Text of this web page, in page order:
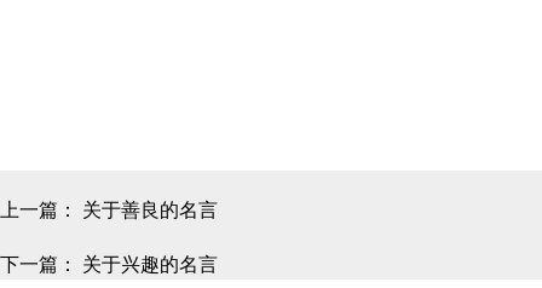
上一篇： 关于善良的名言
下一篇： 关于兴趣的名言